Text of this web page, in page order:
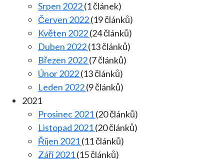
Srpen 2022(1 článek)
Červen 2022(19 článků)
Květen 2022(24 článků)
Duben 2022(13 článků)
Březen 2022(7 článků)
Únor 2022(13 článků)
Leden 2022(9 článků)
2021
Prosinec 2021(20 článků)
Listopad 2021(20 článků)
Říjen 2021(11 článků)
Září 2021(15 článků)